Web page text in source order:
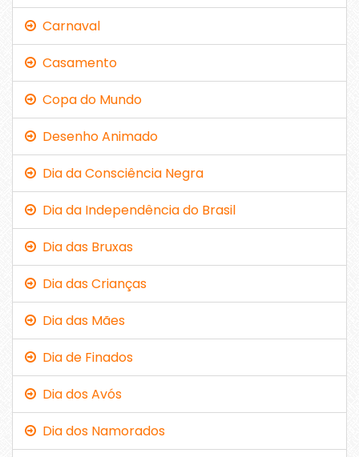
Carnaval
Casamento
Copa do Mundo
Desenho Animado
Dia da Consciência Negra
Dia da Independência do Brasil
Dia das Bruxas
Dia das Crianças
Dia das Mães
Dia de Finados
Dia dos Avós
Dia dos Namorados